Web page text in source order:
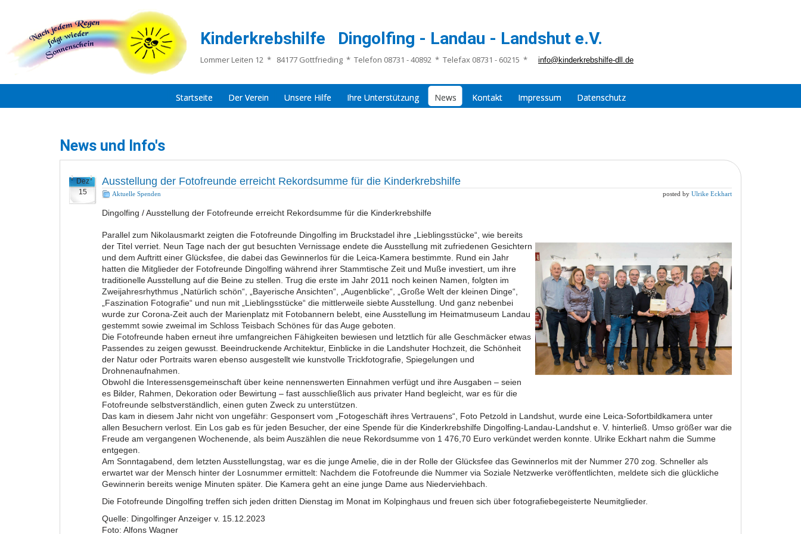
Kinderkrebshilfe Dingolfing - Landau - Landshut e.V.
Lommer Leiten 12 * 84177 Gottfrieding * Telefon 08731 - 40892 * Telefax 08731 - 60215 * info@kinderkrebshilfe-dll.de
Startseite Der Verein Unsere Hilfe Ihre Unterstützung News Kontakt Impressum Datenschutz
News und Info's
Dez
15
Ausstellung der Fotofreunde erreicht Rekordsumme für die Kinderkrebshilfe
Aktuelle Spenden posted by Ulrike Eckhart
Dingolfing / Ausstellung der Fotofreunde erreicht Rekordsumme für die Kinderkrebshilfe
Parallel zum Nikolausmarkt zeigten die Fotofreunde Dingolfing im Bruckstadel ihre „Lieblingsstücke“, wie bereits
der Titel verriet. Neun Tage nach der gut besuchten Vernissage endete die Ausstellung mit zufriedenen Gesichtern
und dem Auftritt einer Glücksfee, die dabei das Gewinnerlos für die Leica-Kamera bestimmte. Rund ein Jahr
hatten die Mitglieder der Fotofreunde Dingolfing während ihrer Stammtische Zeit und Muße investiert, um ihre
traditionelle Ausstellung auf die Beine zu stellen. Trug die erste im Jahr 2011 noch keinen Namen, folgten im
Zweijahresrhythmus „Natürlich schön“, „Bayerische Ansichten“, „Augenblicke“, „Große Welt der kleinen Dinge“,
„Faszination Fotografie“ und nun mit „Lieblingsstücke“ die mittlerweile siebte Ausstellung. Und ganz nebenbei
wurde zur Corona-Zeit auch der Marienplatz mit Fotobannern belebt, eine Ausstellung im Heimatmuseum Landau
gestemmt sowie zweimal im Schloss Teisbach Schönes für das Auge geboten.
Die Fotofreunde haben erneut ihre umfangreichen Fähigkeiten bewiesen und letztlich für alle Geschmäcker etwas
Passendes zu zeigen gewusst. Beeindruckende Architektur, Einblicke in die Landshuter Hochzeit, die Schönheit
der Natur oder Portraits waren ebenso ausgestellt wie kunstvolle Trickfotografie, Spiegelungen und
Drohnenaufnahmen.
Obwohl die Interessensgemeinschaft über keine nennenswerten Einnahmen verfügt und ihre Ausgaben – seien
es Bilder, Rahmen, Dekoration oder Bewirtung – fast ausschließlich aus privater Hand begleicht, war es für die
Fotofreunde selbstverständlich, einen guten Zweck zu unterstützen.
Das kam in diesem Jahr nicht von ungefähr: Gesponsert vom „Fotogeschäft ihres Vertrauens“, Foto Petzold in Landshut, wurde eine Leica-Sofortbildkamera unter
allen Besuchern verlost. Ein Los gab es für jeden Besucher, der eine Spende für die Kinderkrebshilfe Dingolfing-Landau-Landshut e. V. hinterließ. Umso größer war die
Freude am vergangenen Wochenende, als beim Auszählen die neue Rekordsumme von 1 476,70 Euro verkündet werden konnte. Ulrike Eckhart nahm die Summe
entgegen.
Am Sonntagabend, dem letzten Ausstellungstag, war es die junge Amelie, die in der Rolle der Glücksfee das Gewinnerlos mit der Nummer 270 zog. Schneller als
erwartet war der Mensch hinter der Losnummer ermittelt: Nachdem die Fotofreunde die Nummer via Soziale Netzwerke veröffentlichten, meldete sich die glückliche
Gewinnerin bereits wenige Minuten später. Die Kamera geht an eine junge Dame aus Niederviehbach.
Die Fotofreunde Dingolfing treffen sich jeden dritten Dienstag im Monat im Kolpinghaus und freuen sich über fotografiebegeisterte Neumitglieder.
Quelle: Dingolfinger Anzeiger v. 15.12.2023
Foto: Alfons Wagner